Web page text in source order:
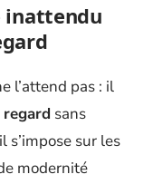
inattendu
l’attend pas : il
regard sans
s’impose sur les
modernité